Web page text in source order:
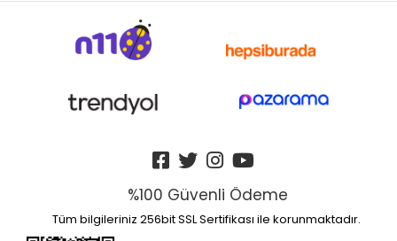
%100 Güvenli Ödeme
Tüm bilgileriniz 256bit SSL Sertifikası ile korunmaktadır.